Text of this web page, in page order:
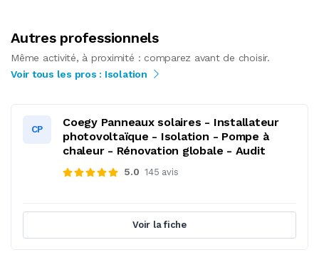
Autres professionnels
Même activité, à proximité : comparez avant de choisir.
Voir tous les pros : Isolation
CP
Coegy Panneaux solaires - Installateur
photovoltaïque - Isolation - Pompe à
chaleur - Rénovation globale - Audit
5.0 145 avis
Voir la fiche